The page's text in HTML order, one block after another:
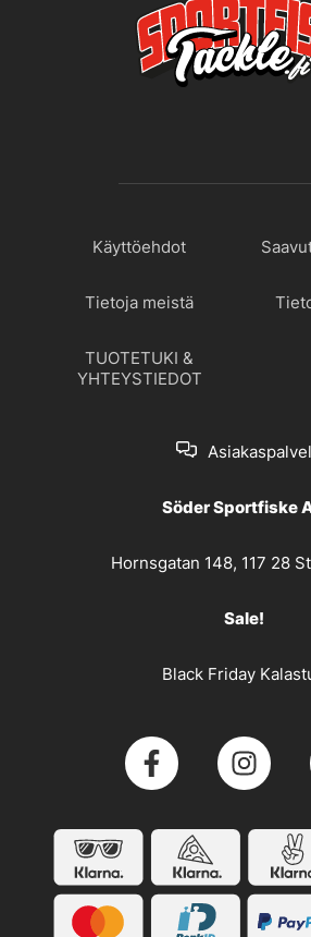
Käyttöehdot
Tietoja meistä
TUOTETUKI &
YHTEYSTIEDOT
Söder Sportfiske
Hornsgatan 148, 117 28
Sale!
Black Friday